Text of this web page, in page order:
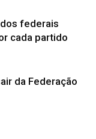
federais
cada partido
da Federação